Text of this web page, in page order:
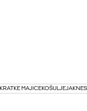
KRATKE MAJICEKOŠULJEJAKNE